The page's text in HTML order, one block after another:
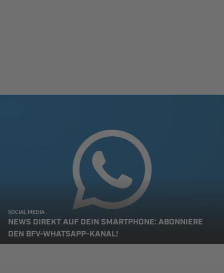
SOCIAL MEDIA
NEWS DIREKT AUF DEIN SMARTPHONE: ABONNIERE
DEN BFV-WHATSAPP-KANAL!